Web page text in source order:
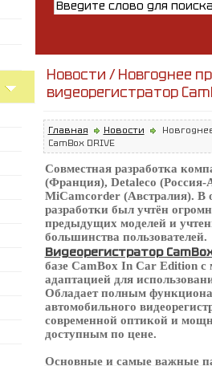
Новости / Новгоднее
видеорегистратор
Главная Новости
CamBox DRIVE
Совместная разработка
(Франция), Detaleco (Россия-
MiCamсorder (Австралия). В
разработки был учтён
предыдущих моделей и
большинства пользователей.
Видеорегистратор
базе CamBox In Car Edition с
адаптацией для
Обладает полным
автомобильного
современной оптикой и
доступным по цене.
Основные и самые важные